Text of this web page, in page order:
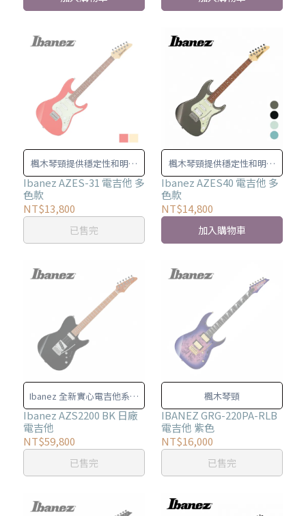
楓木琴頸提供穩定性和明亮
的色調特徵。
Ibanez AZES-31 電吉他 多
色款
NT$13,800
已售完
楓木琴頸提供穩定性和明亮
的色調特徵。
Ibanez AZES40 電吉他 多
色款
NT$14,800
加入購物車
Ibanez 全新實心電吉他系列
《AZ Series》，宣示
Ibanez 致力追求現代吉他樂
手的訴求
Ibanez AZS2200 BK 日廠
電吉他
NT$59,800
已售完
楓木琴頸
IBANEZ GRG-220PA-RLB
電吉他 紫色
NT$16,000
已售完